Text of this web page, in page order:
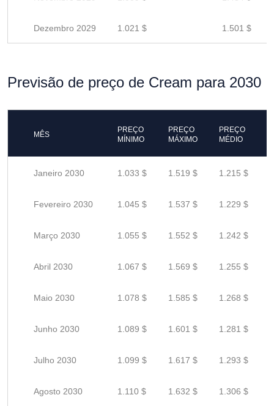
Dezembro 2029 1.021 $ 1.501 $
Previsão de preço de Cream para 2030
MÊS
PREÇO
MÍNIMO
PREÇO
MÁXIMO
PREÇO
MÉDIO
Janeiro 2030 1.033 $ 1.519 $ 1.215 $
Fevereiro 2030 1.045 $ 1.537 $ 1.229 $
Março 2030 1.055 $ 1.552 $ 1.242 $
Abril 2030 1.067 $ 1.569 $ 1.255 $
Maio 2030 1.078 $ 1.585 $ 1.268 $
Junho 2030 1.089 $ 1.601 $ 1.281 $
Julho 2030 1.099 $ 1.617 $ 1.293 $
Agosto 2030 1.110 $ 1.632 $ 1.306 $